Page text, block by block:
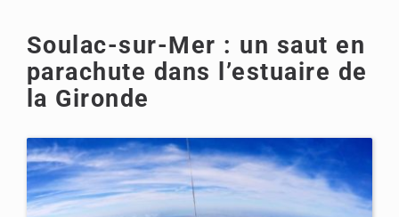
Soulac-sur-Mer : un saut en
parachute dans l’estuaire de
la Gironde